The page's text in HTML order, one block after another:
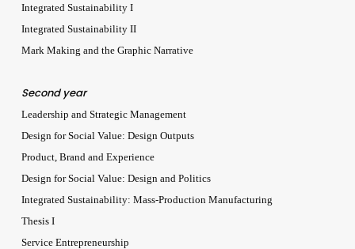
Integrated Sustainability I
Integrated Sustainability II
Mark Making and the Graphic Narrative
Second year
Leadership and Strategic Management
Design for Social Value: Design Outputs
Product, Brand and Experience
Design for Social Value: Design and Politics
Integrated Sustainability: Mass-Production Manufacturing
Thesis I
Service Entrepreneurship